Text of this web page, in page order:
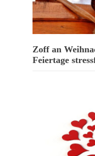
Zoff an
Feiertage